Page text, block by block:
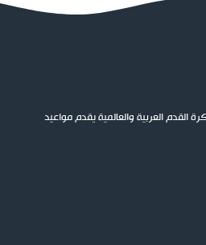
العربية والعالمية يقدم مواعيد